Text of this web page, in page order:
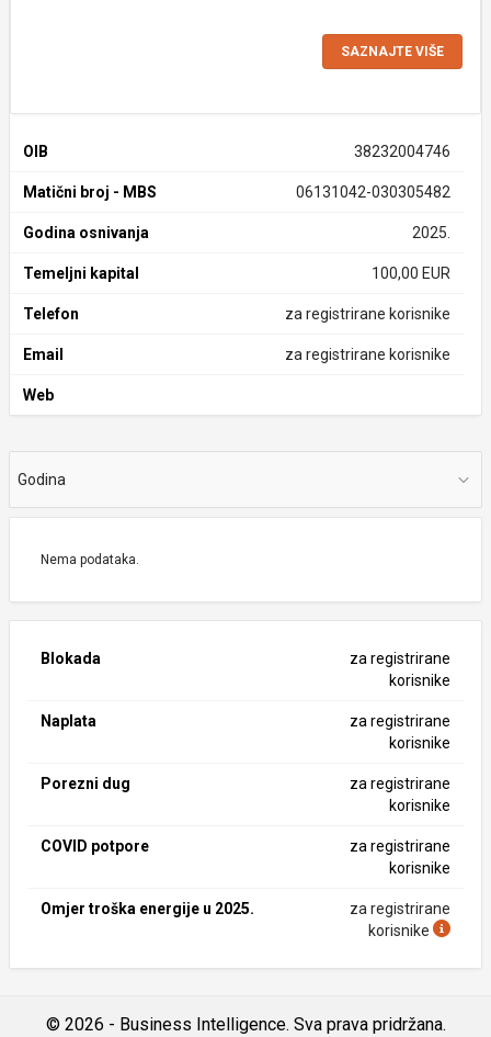
SAZNAJTE VIŠE
OIB 38232004746
Matični broj - MBS 06131042-030305482
Godina osnivanja 2025.
Temeljni kapital 100,00 EUR
Telefon za registrirane korisnike
Email za registrirane korisnike
Web
Godina
Nema podataka.
Blokada
za registrirane
korisnike
Naplata
za registrirane
korisnike
Porezni dug
za registrirane
korisnike
COVID potpore
za registrirane
korisnike
Omjer troška energije u 2025.
za registrirane
korisnike
© 2026 - Business Intelligence. Sva prava pridržana.